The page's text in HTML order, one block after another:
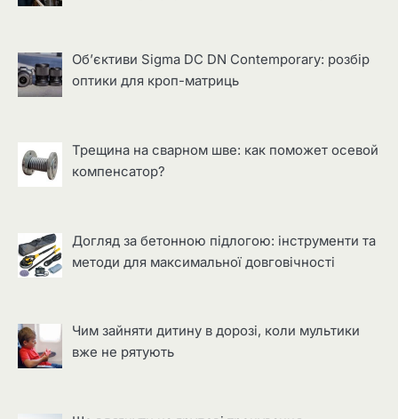
Об’єктиви Sigma DC DN Contemporary: розбір
оптики для кроп-матриць
Трещина на сварном шве: как поможет осевой
компенсатор?
Догляд за бетонною підлогою: інструменти та
методи для максимальної довговічності
Чим зайняти дитину в дорозі, коли мультики
вже не рятують